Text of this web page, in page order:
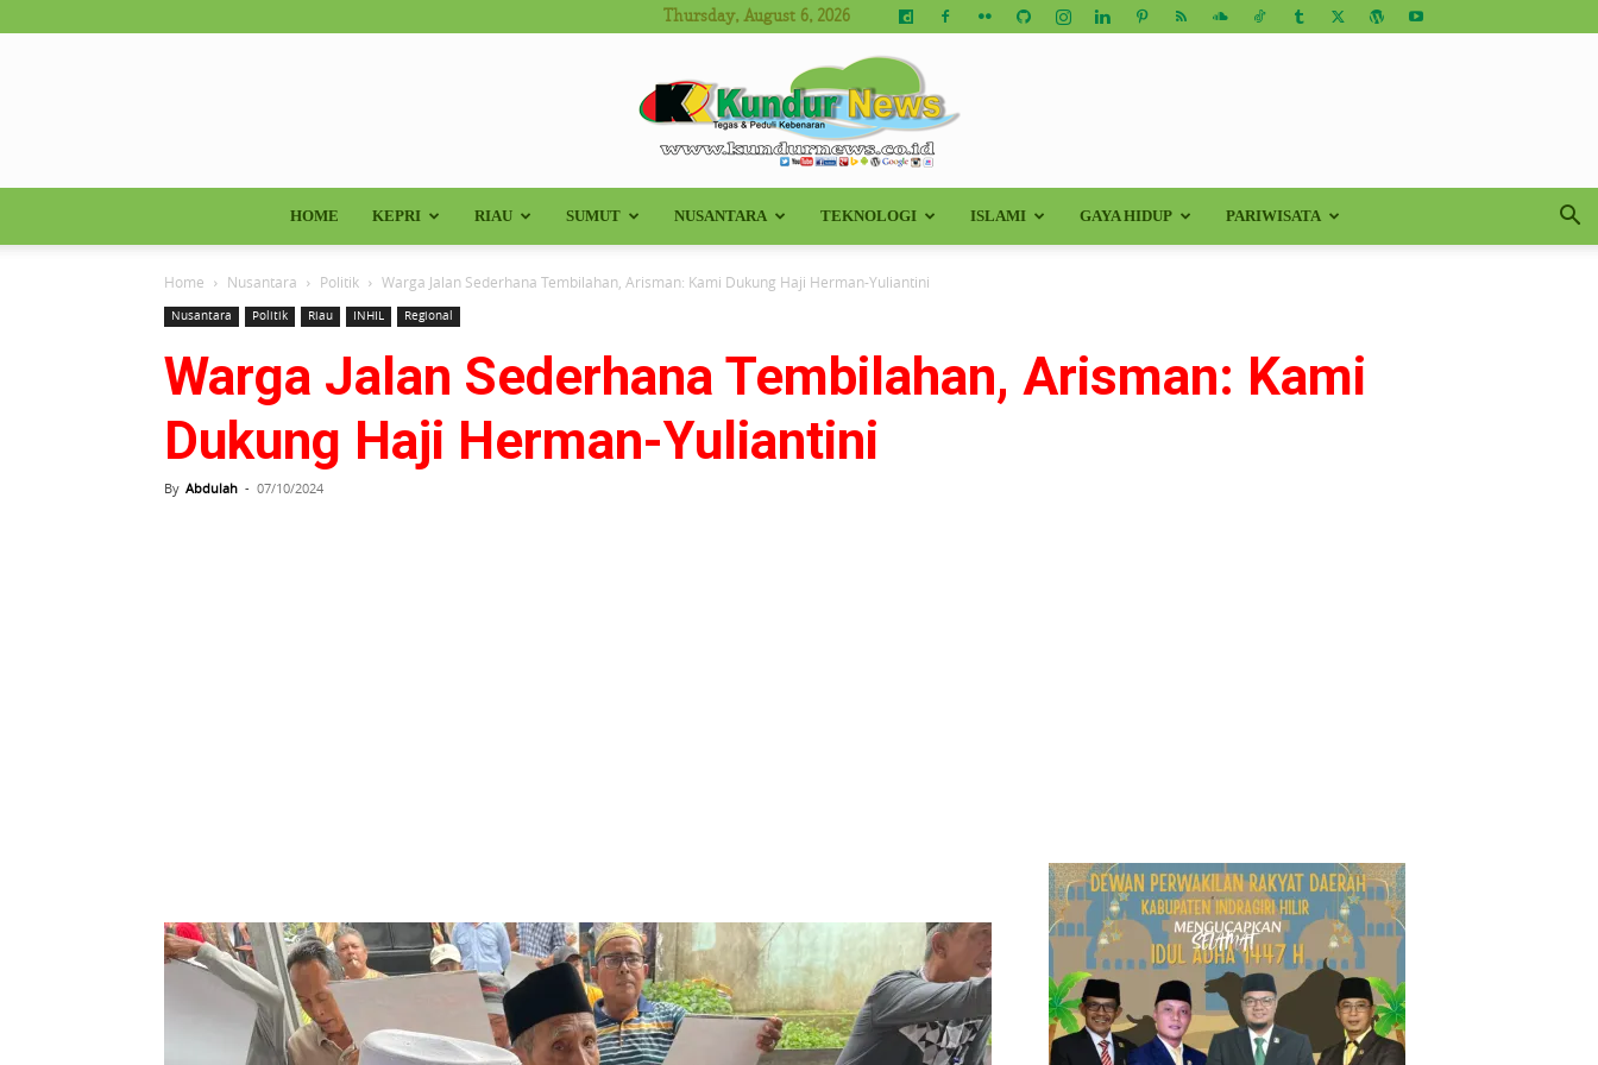
Thursday, August 6, 2026
Kundur
News
HOME KEPRI RIAU SUMUT NUSANTARA TEKNOLOGI ISLAMI GAYA HIDUP PARIWISATA
Home Nusantara Politik Warga Jalan Sederhana Tembilahan, Arisman: Kami Dukung Haji Herman-Yuliantini
Nusantara Politik Riau INHIL Regional
Warga Jalan Sederhana Tembilahan, Arisman: Kami
Dukung Haji Herman-Yuliantini
By Abdulah - 07/10/2024